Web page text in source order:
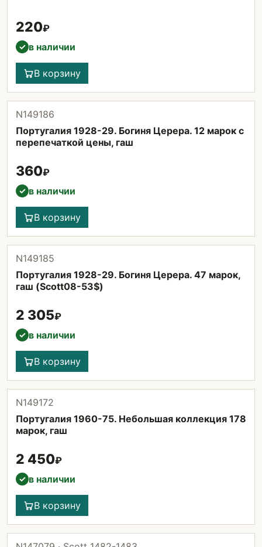
220₽
✓ в наличии
В корзину
N149186
Португалия 1928-29. Богиня Церера. 12 марок с
перепечаткой цены, гаш
360₽
✓ в наличии
В корзину
N149185
Португалия 1928-29. Богиня Церера. 47 марок,
гаш (Scott08-53$)
2 305₽
✓ в наличии
В корзину
N149172
Португалия 1960-75. Небольшая коллекция 178
марок, гаш
2 450₽
✓ в наличии
В корзину